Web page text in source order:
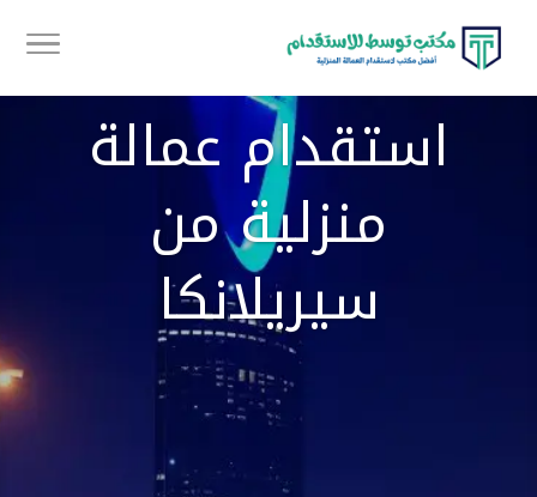
استقدام عمالة
منزلية من
سيريلانكا